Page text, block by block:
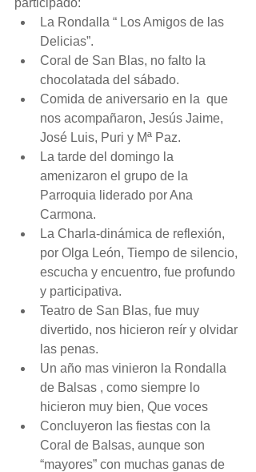
La Rondalla “ Los Amigos de las
Delicias”.
Coral de San Blas, no falto la
chocolatada del sábado.
Comida de aniversario en la  que
nos acompañaron, Jesús Jaime,
José Luis, Puri y Mª Paz.
La tarde del domingo la
amenizaron el grupo de la
Parroquia liderado por Ana
Carmona.
La Charla-dinámica de reflexión,
por Olga León, Tiempo de silencio,
escucha y encuentro, fue profundo
y participativa.
Teatro de San Blas, fue muy
divertido, nos hicieron reír y olvidar
las penas.
Un año mas vinieron la Rondalla
de Balsas , como siempre lo
hicieron muy bien, Que voces
Concluyeron las fiestas con la
Coral de Balsas, aunque son
“mayores” con muchas ganas de